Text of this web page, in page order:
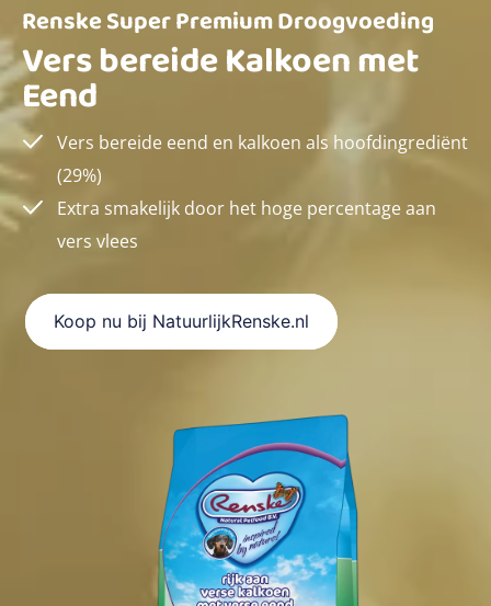
Renske Super Premium Droogvoeding
Vers bereide Kalkoen met
Eend
Vers bereide eend en kalkoen als hoofdingrediënt
(29%)
Extra smakelijk door het hoge percentage aan
vers vlees
Koop nu bij NatuurlijkRenske.nl